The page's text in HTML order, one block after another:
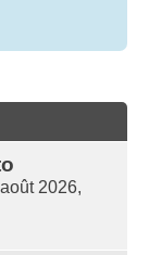
2026,